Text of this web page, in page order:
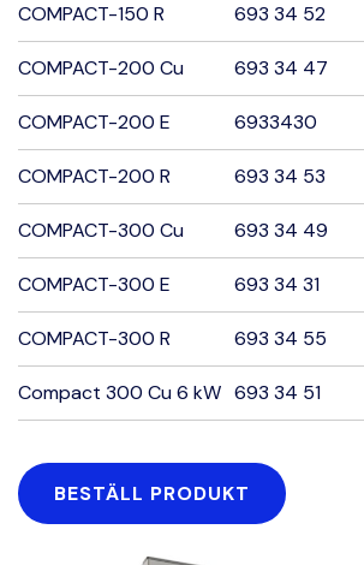
COMPACT-150 R 693 34 52
COMPACT-200 Cu 693 34 47
COMPACT-200 E 6933430
COMPACT-200 R 693 34 53
COMPACT-300 Cu 693 34 49
COMPACT-300 E 693 34 31
COMPACT-300 R 693 34 55
Compact 300 Cu 6 kW 693 34 51
BESTÄLL PRODUKT